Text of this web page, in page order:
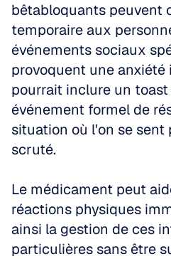
bêtabloquants peuvent
temporaire aux
événements sociaux
provoquent une anxiété
pourrait inclure un toast
événement formel de
situation où l'on se
scruté.
Le médicament peut
réactions physiques
ainsi la gestion de ces
particulières sans être